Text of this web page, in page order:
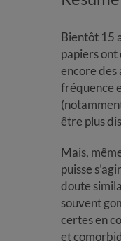
Bientôt 15
papiers
encore des
fréquence
être plus
Mais,
puisse
doute
souvent
certes en
et